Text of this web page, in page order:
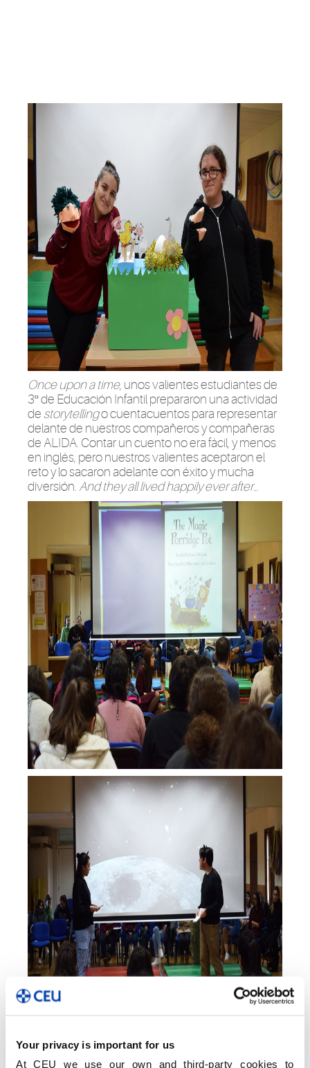
Your privacy is important for us
At CEU we use our own and third-party cookies to
Once upon a time, unos valientes estudiantes de
3º de Educación Infantil prepararon una actividad
de storytellingo cuentacuentos para representar
delante de nuestros compañeros y compañeras
de ALIDA. Contar un cuento no era fácil, y menos
en inglés, pero nuestros valientes aceptaron el
reto y lo sacaron adelante con éxito y mucha
diversión. And they all lived happily ever after…